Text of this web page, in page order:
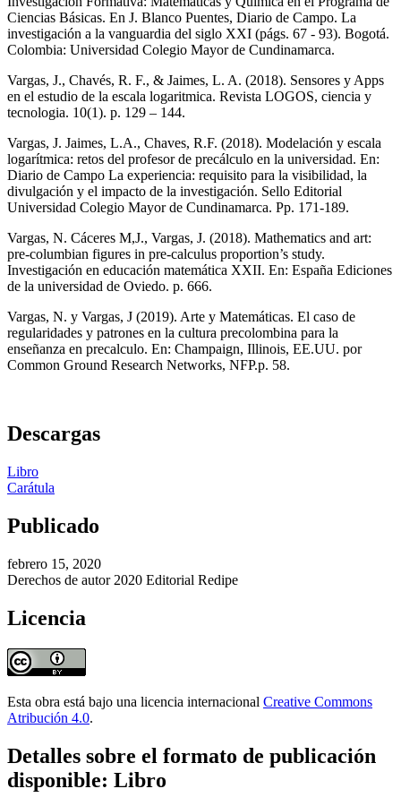
Ciencias Básicas. En J. Blanco Puentes, Diario de Campo. La
investigación a la vanguardia del siglo XXI (págs. 67 - 93). Bogotá.
Colombia: Universidad Colegio Mayor de Cundinamarca.
Vargas, J., Chavés, R. F., & Jaimes, L. A. (2018). Sensores y Apps
en el estudio de la escala logaritmica. Revista LOGOS, ciencia y
tecnologia. 10(1). p. 129 – 144.
Vargas, J. Jaimes, L.A., Chaves, R.F. (2018). Modelación y escala
logarítmica: retos del profesor de precálculo en la universidad. En:
Diario de Campo La experiencia: requisito para la visibilidad, la
divulgación y el impacto de la investigación. Sello Editorial
Universidad Colegio Mayor de Cundinamarca. Pp. 171-189.
Vargas, N. Cáceres M,J., Vargas, J. (2018). Mathematics and art:
pre-columbian figures in pre-calculus proportion’s study.
Investigación en educación matemática XXII. En: España Ediciones
de la universidad de Oviedo. p. 666.
Vargas, N. y Vargas, J (2019). Arte y Matemáticas. El caso de
regularidades y patrones en la cultura precolombina para la
enseñanza en precalculo. En: Champaign, Illinois, EE.UU. por
Common Ground Research Networks, NFP.p. 58.
Descargas
Libro
Carátula
Publicado
febrero 15, 2020
Derechos de autor 2020 Editorial Redipe
Licencia
Esta obra está bajo una licencia internacional Creative Commons
Atribución 4.0.
Detalles sobre el formato de publicación
disponible: Libro